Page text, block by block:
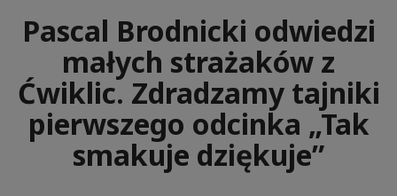
Pascal Brodnicki odwiedzi
małych strażaków z
Ćwiklic. Zdradzamy tajniki
pierwszego odcinka „Tak
smakuje dziękuje”